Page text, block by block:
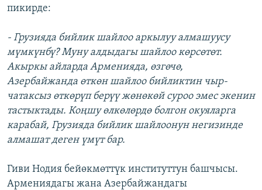
пикирде:
- Грузияда бийлик шайлоо аркылуу алмашуусу
мүмкүнбү? Муну алдыдагы шайлоо көрсөтөт.
Акыркы айларда Арменияда, өзгөчө,
Азербайжанда өткөн шайлоо бийликтин чыр-
чатаксыз өткөрүп берүү жөнөкөй суроо эмес экенин
тастыктады. Коңшу өлкөлөрдө болгон окуяларга
карабай, Грузияда бийлик шайлоонун негизинде
алмашат деген үмүт бар.
Гиви Нодия бейөкмөттүк институттун башчысы.
Армениядагы жана Азербайжандагы